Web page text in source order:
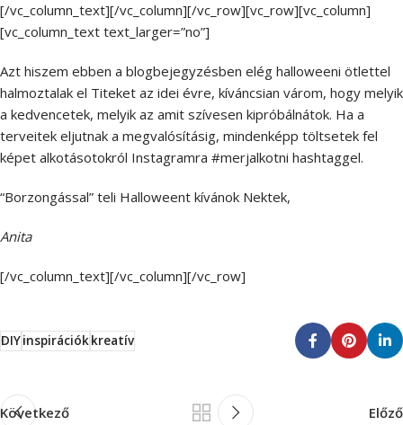
[/vc_column_text][/vc_column][/vc_row][vc_row][vc_column]
[vc_column_text text_larger=”no”]
Azt hiszem ebben a blogbejegyzésben elég halloweeni ötlettel
halmoztalak el Titeket az idei évre, kíváncsian várom, hogy melyik
a kedvencetek, melyik az amit szívesen kipróbálnátok. Ha a
terveitek eljutnak a megvalósításig, mindenképp töltsetek fel
képet alkotásotokról Instagramra #merjalkotni hashtaggel.
“Borzongással” teli Halloweent kívánok Nektek,
Anita
[/vc_column_text][/vc_column][/vc_row]
DIYinspirációkkreatív
Következő Előző